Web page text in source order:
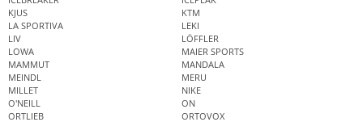
KJUS
KTM
LA SPORTIVA
LEKI
LIV
LÖFFLER
LOWA
MAIER SPORTS
MAMMUT
MANDALA
MEINDL
MERU
MILLET
NIKE
O'NEILL
ON
ORTLIEB
ORTOVOX